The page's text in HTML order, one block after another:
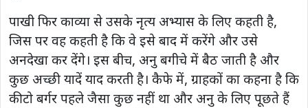
पाखी फिर काव्या से उसके नृत्य अभ्यास के लिए कहती है,
जिस पर वह कहती है कि वे इसे बाद में करेंगे और उसे
अनदेखा कर देंगे। इस बीच, अनु बगीचे में बैठ जाती है और
कुछ अच्छी यादें याद करती है। कैफे में, ग्राहकों का कहना है कि
कीटो बर्गर पहले जैसा कुछ नहीं था और अनु के लिए पूछते हैं